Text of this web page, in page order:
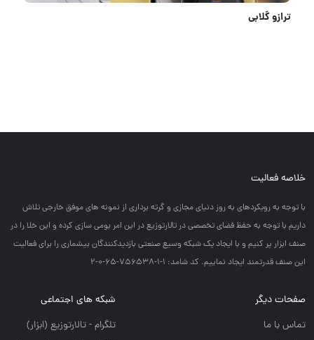
آچار پلکانی ۸ عددی
خلاصه فعالیت
با توجه به رويكردهاي به روز دنياي مجازي و گرته برداري از نمونه هاي موفق خارجي تلاش
داريم با توجه به حفظ فضاي تخصصي در تالارتوزيع در اين امر بومي سازي كرده و اين خلا را در
صنف ابزار پر كنيم و با ايجاد يك شبكه وسيع صنعتي بازديدكنندگان بيشماري را براي فعاليت
اين صنف قدرتمند ايجاد نماييم. کد شامد: 1-1-756538-65-0-2
صفحات دیگر
تماس با ما
شبکه های اجتماعی
تلگرام - تالارتوزيع (ابزار)